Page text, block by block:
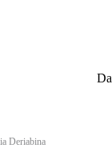
Deriabina